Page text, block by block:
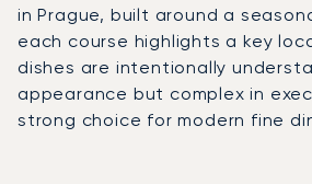
in Prague, built around a
each course highlights a key
dishes are intentionally
appearance but complex in
strong choice for modern fine